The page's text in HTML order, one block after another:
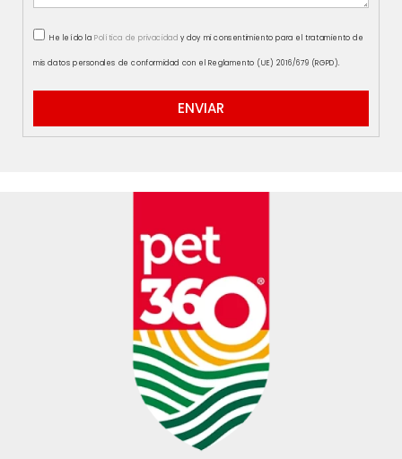
He leído laPolítica de privacidad y doy mi consentimiento para el tratamiento de
mis datos personales de conformidad con el Reglamento (UE) 2016/679 (RGPD).
ENVIAR